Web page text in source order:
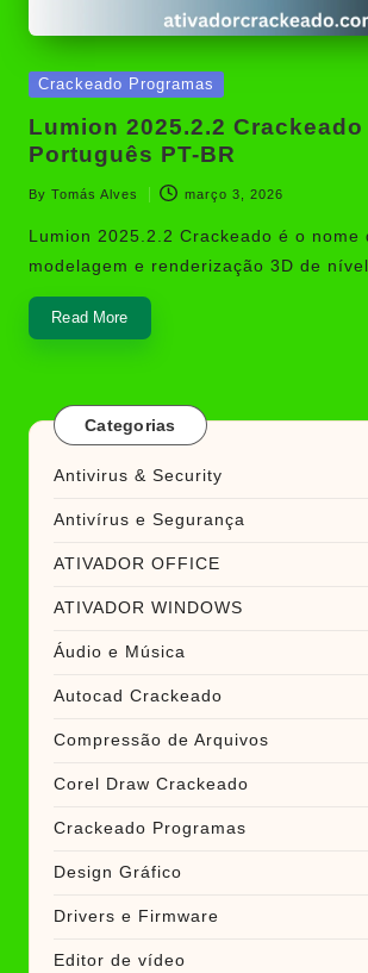
Posted
Crackeado Programas
Lumion 2025.2.2
Português PT-BR
Posted
by
By Tomás Alves março 3, 2026
Lumion 2025.2.2 Crackeado é o nome
modelagem e renderização 3D de
Read More
Categorias
Antivirus & Security
Antivírus e Segurança
ATIVADOR OFFICE
ATIVADOR WINDOWS
Áudio e Música
Autocad Crackeado
Compressão de Arquivos
Corel Draw Crackeado
Crackeado Programas
Design Gráfico
Drivers e Firmware
Editor de vídeo